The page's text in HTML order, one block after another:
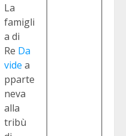
La
famigli
a di
Re Da
vide a
pparte
neva
alla
tribù